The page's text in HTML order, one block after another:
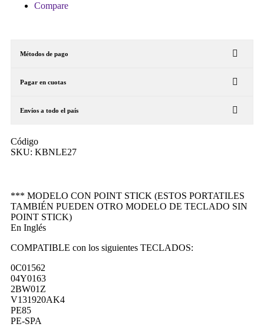
Compare
Métodos de pago
Pagar en cuotas
Envíos a todo el país
Código
SKU: KBNLE27
*** MODELO CON POINT STICK (ESTOS PORTATILES
TAMBIÉN PUEDEN OTRO MODELO DE TECLADO SIN
POINT STICK)
En Inglés
COMPATIBLE con los siguientes TECLADOS:
0C01562
04Y0163
2BW01Z
V131920AK4
PE85
PE-SPA